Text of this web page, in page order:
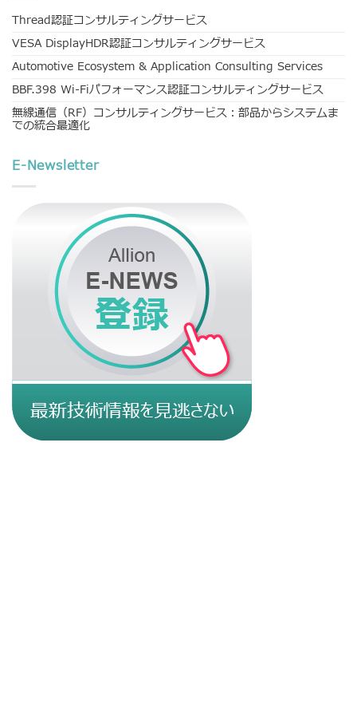
Thread認証コンサルティングサービス
VESA DisplayHDR認証コンサルティングサービス
Automotive Ecosystem & Application Consulting Services
BBF.398 Wi-Fiパフォーマンス認証コンサルティングサービス
無線通信（RF）コンサルティングサービス：部品からシステムま
での統合最適化
E-Newsletter